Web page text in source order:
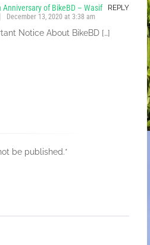
Anniversary of BikeBD – Wasif
December 13, 2020 at 3:38 am
REPLY
Notice About BikeBD […]
be published.*